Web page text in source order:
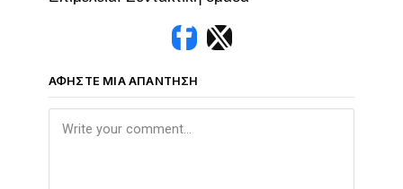
ΑΦΉΣΤΕ ΜΙΑ ΑΠΆΝΤΗΣΗ